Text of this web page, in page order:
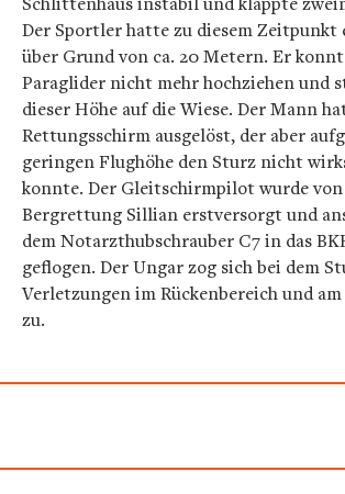
Der Sportler hatte zu diesem Zeitpunkt
über Grund von ca. 20 Metern. Er
Paraglider nicht mehr hochziehen und
dieser Höhe auf die Wiese. Der Mann
Rettungsschirm ausgelöst, der aber
geringen Flughöhe den Sturz nicht
konnte. Der Gleitschirmpilot wurde
Bergrettung Sillian erstversorgt und
dem Notarzthubschrauber C7 in das
geflogen. Der Ungar zog sich bei dem
Verletzungen im Rückenbereich und
zu.